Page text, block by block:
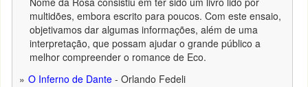
multidões, embora escrito para poucos. Com este ensaio,
objetivamos dar algumas informações, além de uma
interpretação, que possam ajudar o grande público a
melhor compreender o romance de Eco.
O Inferno de Dante - Orlando Fedeli